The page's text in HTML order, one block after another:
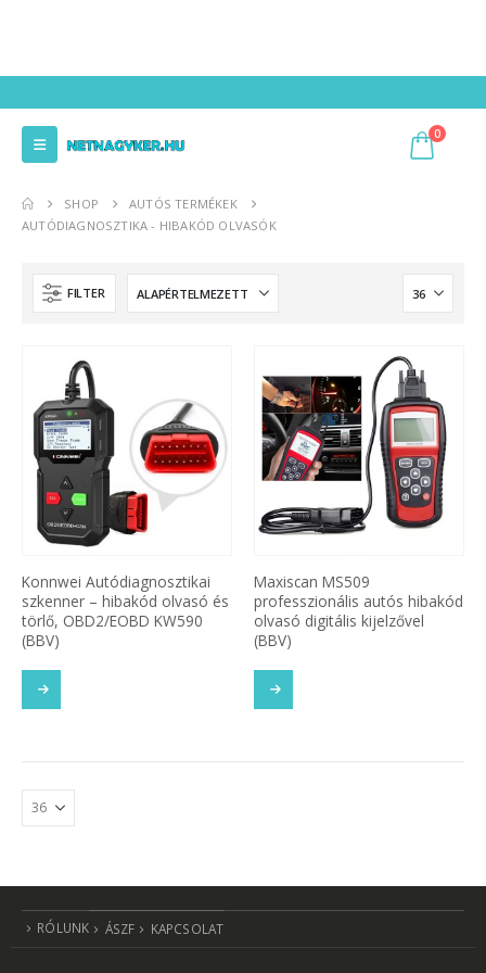
0
SHOP
AUTÓS TERMÉKEK
AUTÓDIAGNOSZTIKA - HIBAKÓD OLVASÓK
FILTER
Konnwei Autódiagnosztikai
szkenner – hibakód olvasó és
törlő, OBD2/EOBD KW590
(BBV)
Maxiscan MS509
professzionális autós hibakód
olvasó digitális kijelzővel
(BBV)
RÓLUNK ÁSZF KAPCSOLAT